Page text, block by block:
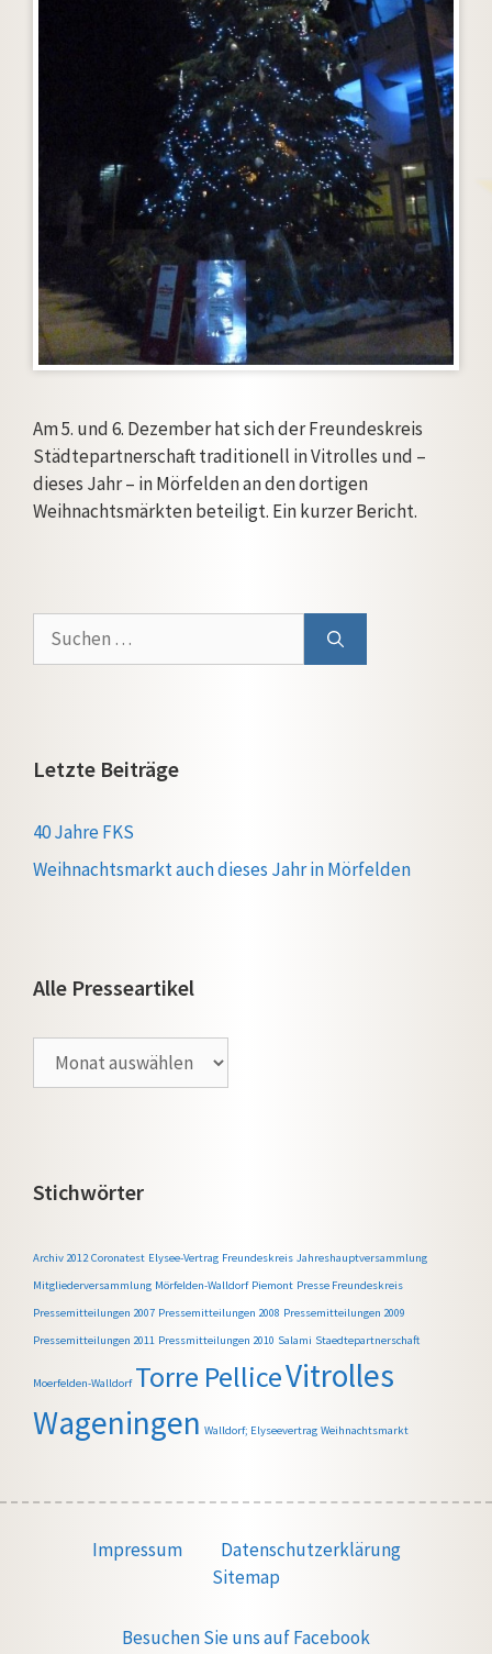
Am 5. und 6. Dezember hat sich der Freundeskreis
Städtepartnerschaft traditionell in Vitrolles und –
dieses Jahr – in Mörfelden an den dortigen
Weihnachtsmärkten beteiligt. Ein kurzer Bericht.
Suchen
nach:
Letzte Beiträge
40 Jahre FKS
Weihnachtsmarkt auch dieses Jahr in Mörfelden
Alle Presseartikel
Presseartikel
Stichwörter
Archiv 2012 Coronatest Elysee-Vertrag Freundeskreis Jahreshauptversammlung
Mitgliederversammlung Mörfelden-Walldorf Piemont Presse Freundeskreis
Pressemitteilungen 2007 Pressemitteilungen 2008 Pressemitteilungen 2009
Pressemitteilungen 2011 Pressmitteilungen 2010 Salami Staedtepartnerschaft
Moerfelden-Walldorf Torre PelliceVitrolles
Wageningen Walldorf; Elyseevertrag Weihnachtsmarkt
Impressum
Datenschutzerklärung
Sitemap
Besuchen Sie uns auf Facebook